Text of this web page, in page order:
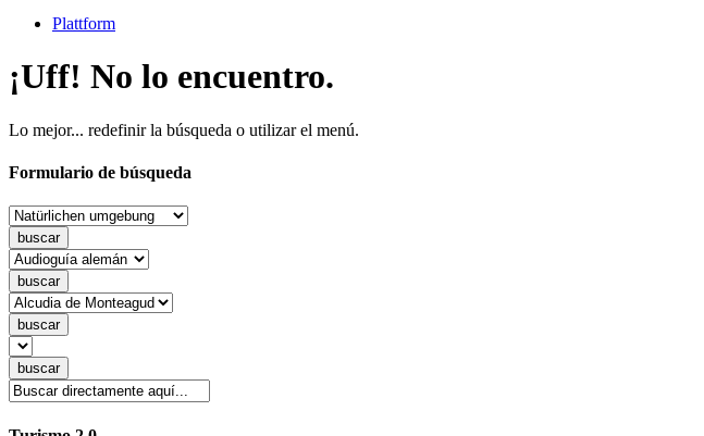
Plattform
¡Uff! No lo encuentro.
Lo mejor... redefinir la búsqueda o utilizar el menú.
Formulario de búsqueda